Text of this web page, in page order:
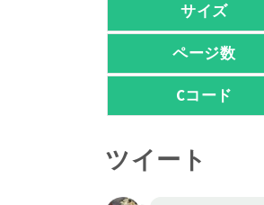
サイズ
ページ数
Cコード
ツイート